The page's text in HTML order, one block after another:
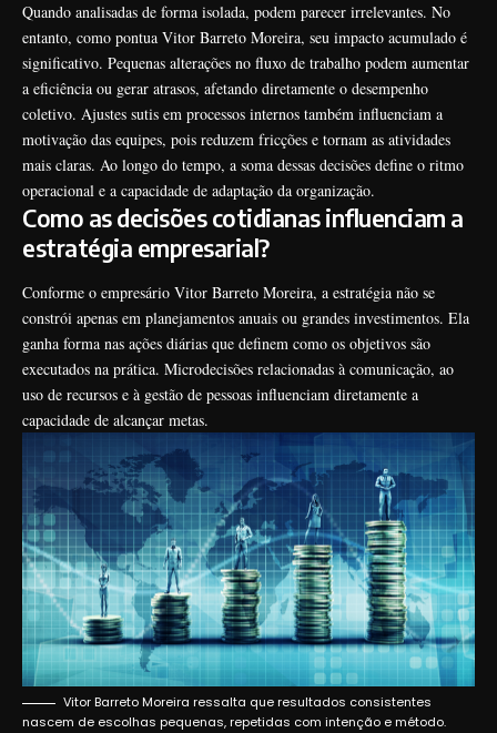
Quando analisadas de forma isolada, podem parecer irrelevantes. No
entanto, como pontua Vitor Barreto Moreira, seu impacto acumulado é
significativo. Pequenas alterações no fluxo de trabalho podem aumentar
a eficiência ou gerar atrasos, afetando diretamente o desempenho
coletivo. Ajustes sutis em processos internos também influenciam a
motivação das equipes, pois reduzem fricções e tornam as atividades
mais claras. Ao longo do tempo, a soma dessas decisões define o ritmo
operacional e a capacidade de adaptação da organização.
Como as decisões cotidianas influenciam a
estratégia empresarial?
Conforme o empresário Vitor Barreto Moreira, a estratégia não se
constrói apenas em planejamentos anuais ou grandes investimentos. Ela
ganha forma nas ações diárias que definem como os objetivos são
executados na prática. Microdecisões relacionadas à comunicação, ao
uso de recursos e à gestão de pessoas influenciam diretamente a
capacidade de alcançar metas.
Vitor Barreto Moreira ressalta que resultados consistentes
nascem de escolhas pequenas, repetidas com intenção e método.